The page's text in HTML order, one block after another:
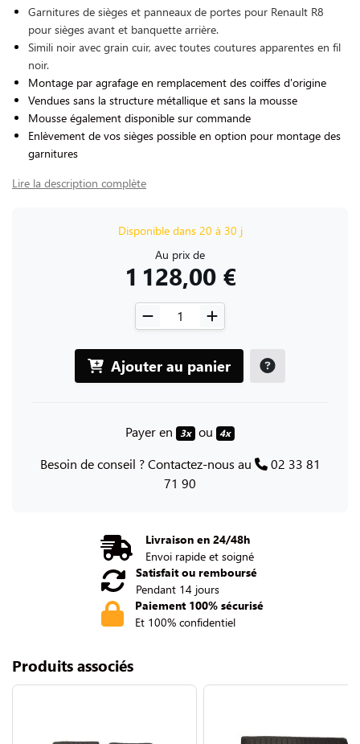
Garnitures de sièges et panneaux de portes pour Renault R8
pour sièges avant et banquette arrière.
Simili noir avec grain cuir, avec toutes coutures apparentes en fil
noir.
Montage par agrafage en remplacement des coiffes d'origine
Vendues sans la structure métallique et sans la mousse
Mousse également disponible sur commande
Enlèvement de vos sièges possible en option pour montage des
garnitures
Lire la description complète
Disponible dans 20 à 30 j
Au prix de
1 128,00 €
Ajouter au panier
Payer en 3x ou 4x
Besoin de conseil ? Contactez-nous au
02 33 81
71 90
Livraison en 24/48h
Envoi rapide et soigné
Satisfait ou remboursé
Pendant 14 jours
Paiement 100% sécurisé
Et 100% confidentiel
Produits associés